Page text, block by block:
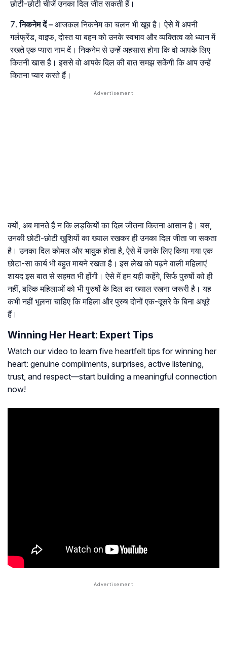
छोटी-छोटी चीजें उनका दिल जीत सकती हैं।
निकनेम दें– आजकल निकनेम का चलन भी खूब है। ऐसे में अपनी
गर्लफ्रेंड, वाइफ, दोस्त या बहन को उनके स्वभाव और व्यक्तित्व को ध्यान में
रखते एक प्यारा नाम दें। निकनेम से उन्हें अहसास होगा कि वो आपके लिए
कितनी खास है। इससे वो आपके दिल की बात समझ सकेंगी कि आप उन्हें
कितना प्यार करते हैं।
क्यों, अब मानते हैं न कि लड़कियों का दिल जीतना कितना आसान है। बस,
उनकी छोटी-छोटी खुशियों का ख्याल रखकर ही उनका दिल जीता जा सकता
है। उनका दिल कोमल और भावुक होता है, ऐसे में उनके लिए किया गया एक
छोटा-सा कार्य भी बहुत मायने रखता है। इस लेख को पढ़ने वाली महिलाएं
शायद इस बात से सहमत भी होंगी। ऐसे में हम यही कहेंगे, सिर्फ पुरुषों को ही
नहीं, बल्कि महिलाओं को भी पुरुषों के दिल का ख्याल रखना जरूरी है। यह
कभी नहीं भूलना चाहिए कि महिला और पुरुष दोनों एक-दूसरे के बिना अधूरे
हैं।
Winning Her Heart: Expert Tips
Watch our video to learn five heartfelt tips for winning her
heart: genuine compliments, surprises, active listening,
trust, and respect—start building a meaningful connection
now!